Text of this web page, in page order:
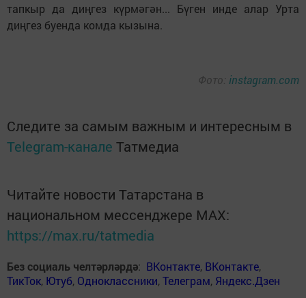
тапкыр да диңгез күрмәгән... Бүген инде алар Урта
диңгез буенда комда кызына.
Фото: instagram.com
Следите за самым важным и интересным в
Telegram-канале Татмедиа
Читайте новости Татарстана в
национальном мессенджере MАХ:
https://max.ru/tatmedia
Без социаль челтәрләрдә: ВКонтакте, ВКонтакте,
ТикТок, Ютуб, Одноклассники,Телеграм, Яндекс.Дзен